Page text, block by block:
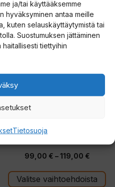
ja/tai käyttääksemme
hyväksyminen antaa meille
kuten selauskäyttäytymistä tai
Suostumuksen jättäminen
tiettyihin
Tietosuoja
Penn Battle III avokela
5:stä
99,00 € – 119,00 €
-
Valitse vaihtoehdoista
Tällä
tuotteella
on
muunnelma.
Voit
tuotteen